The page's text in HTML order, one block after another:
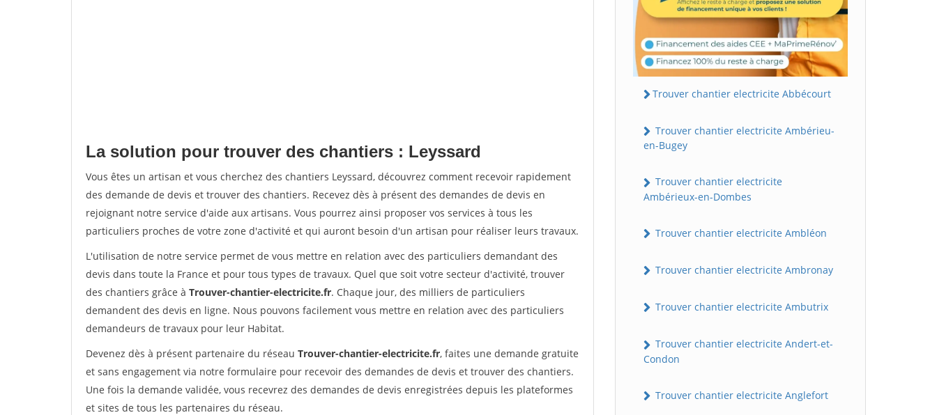
La solution pour trouver des chantiers : Leyssard
Vous êtes un artisan et vous cherchez des chantiers Leyssard, découvrez comment recevoir rapidement
des demande de devis et trouver des chantiers. Recevez dès à présent des demandes de devis en
rejoignant notre service d'aide aux artisans. Vous pourrez ainsi proposer vos services à tous les
particuliers proches de votre zone d'activité et qui auront besoin d'un artisan pour réaliser leurs travaux.
L'utilisation de notre service permet de vous mettre en relation avec des particuliers demandant des
devis dans toute la France et pour tous types de travaux. Quel que soit votre secteur d'activité, trouver
des chantiers grâce à Trouver-chantier-electricite.fr. Chaque jour, des milliers de particuliers
demandent des devis en ligne. Nous pouvons facilement vous mettre en relation avec des particuliers
demandeurs de travaux pour leur Habitat.
Devenez dès à présent partenaire du réseau Trouver-chantier-electricite.fr, faites une demande gratuite
et sans engagement via notre formulaire pour recevoir des demandes de devis et trouver des chantiers.
Une fois la demande validée, vous recevrez des demandes de devis enregistrées depuis les plateformes
et sites de tous les partenaires du réseau.
Trouver chantier electricite Abbécourt
Trouver chantier electricite Ambérieu-
en-Bugey
Trouver chantier electricite
Ambérieux-en-Dombes
Trouver chantier electricite Ambléon
Trouver chantier electricite Ambronay
Trouver chantier electricite Ambutrix
Trouver chantier electricite Andert-et-
Condon
Trouver chantier electricite Anglefort